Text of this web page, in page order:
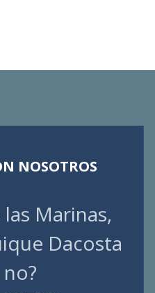
NOSOTROS
Marinas,
Dacosta